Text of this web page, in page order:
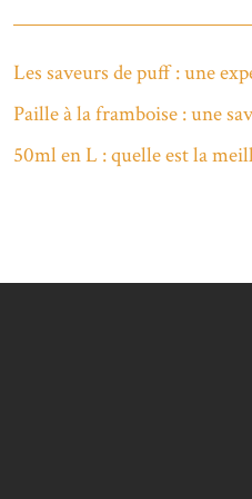
Les saveurs de puff : une
Paille à la framboise : une
50ml en L : quelle est la